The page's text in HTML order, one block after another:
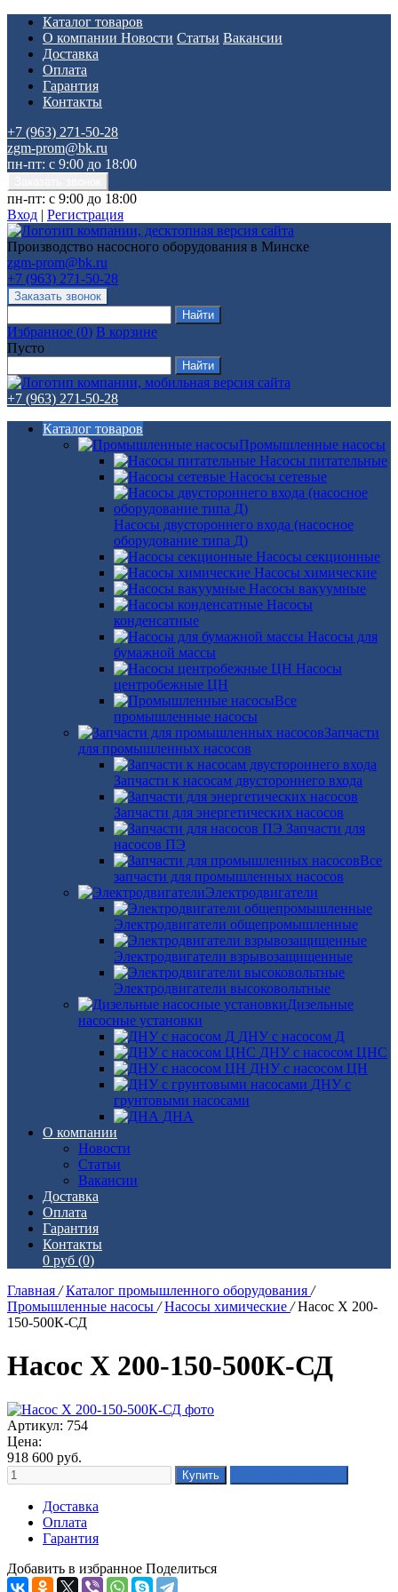
Каталог товаров
О компании Новости Статьи Вакансии
Доставка
Оплата
Гарантия
Контакты
+7 (963) 271-50-28
zgm-prom@bk.ru
пн-пт: с 9:00 до 18:00
пн-пт: с 9:00 до 18:00
Вход | Регистрация
Производство насосного оборудования в Минске
zgm-prom@bk.ru
+7 (963) 271-50-28
Избранное (0) В корзине
Пусто
+7 (963) 271-50-28
Каталог товаров
Промышленные насосы
Насосы питательные
Насосы сетевые
Насосы двустороннего входа (насосное
оборудование типа Д)
Насосы секционные
Насосы химические
Насосы вакуумные
Насосы
конденсатные
Насосы для
бумажной массы
Насосы
центробежные ЦН
Все
промышленные насосы
Запчасти
для промышленных насосов
Запчасти к насосам двустороннего входа
Запчасти для энергетических насосов
Запчасти для
насосов ПЭ
Все
запчасти для промышленных насосов
Электродвигатели
Электродвигатели общепромышленные
Электродвигатели взрывозащищенные
Электродвигатели высоковольтные
Дизельные
насосные установки
ДНУ с насосом Д
ДНУ с насосом ЦНС
ДНУ с насосом ЦН
ДНУ с
грунтовыми насосами
ДНА
О компании
Новости
Статьи
Вакансии
Доставка
Оплата
Гарантия
Контакты
0 руб (0)
Главная / Каталог промышленного оборудования /
Промышленные насосы / Насосы химические / Насос Х 200-
150-500К-СД
Насос Х 200-150-500К-СД
Артикул: 754
Цена:
918 600 руб.
Доставка
Оплата
Гарантия
Добавить в избранное Поделиться